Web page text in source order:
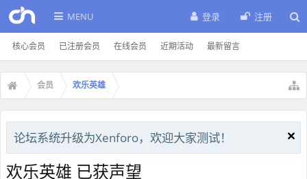
MENU
核心会员 已注册会员 在线会员 近期活动 最新留言
登录 注册
会员 欢乐英雄
论坛系统升级为Xenforo，欢迎大家测试！
欢乐英雄 已获声望